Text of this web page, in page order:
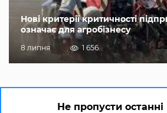
Нові критерії критичності
означає для агробізнесу
8 липня 1 656
Не пропусти